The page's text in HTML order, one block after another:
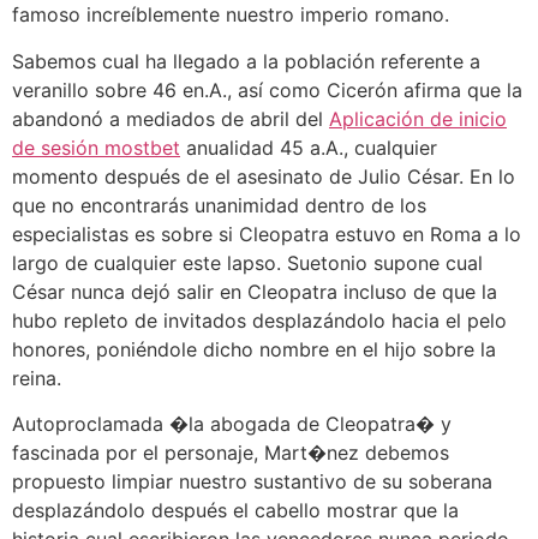
famoso increíblemente nuestro imperio romano.
Sabemos cual ha llegado a la población referente a
veranillo sobre 46 en.A., así­ como Cicerón afirma que la
abandonó a mediados de abril del Aplicación de inicio
de sesión mostbet anualidad 45 a.A., cualquier
momento después de el asesinato de Julio César. En lo
que no encontrarás unanimidad dentro de los
especialistas es sobre si Cleopatra estuvo en Roma a lo
largo de cualquier este lapso. Suetonio supone cual
César nunca dejó salir en Cleopatra incluso de que la
hubo repleto de invitados desplazándolo hacia el pelo
honores, poniéndole dicho nombre en el hijo sobre la
reina.
Autoproclamada �la abogada de Cleopatra� y
fascinada por el personaje, Mart�nez debemos
propuesto limpiar nuestro sustantivo de su soberana
desplazándolo después el cabello mostrar que la